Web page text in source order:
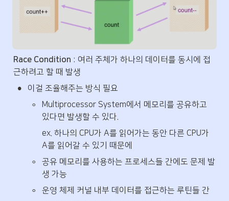
Race Condition : 여러 주체가 하나의 데이터를 동시에 접
근하려고 할 때 발생
• 이걸 조율해주는 방식 필요
◦
Multiprocessor System에서 메모리를 공유하고
있다면 발생할 수 있다.
ex. 하나의 CPU가 A를 읽어가는 동안 다른 CPU가
A를 읽어갈 수 있기 때문에
◦
공유 메모리를 사용하는 프로세스들 간에도 문제 발
생 가능
◦
운영 체제 커널 내부 데이터를 접근하는 루틴들 간